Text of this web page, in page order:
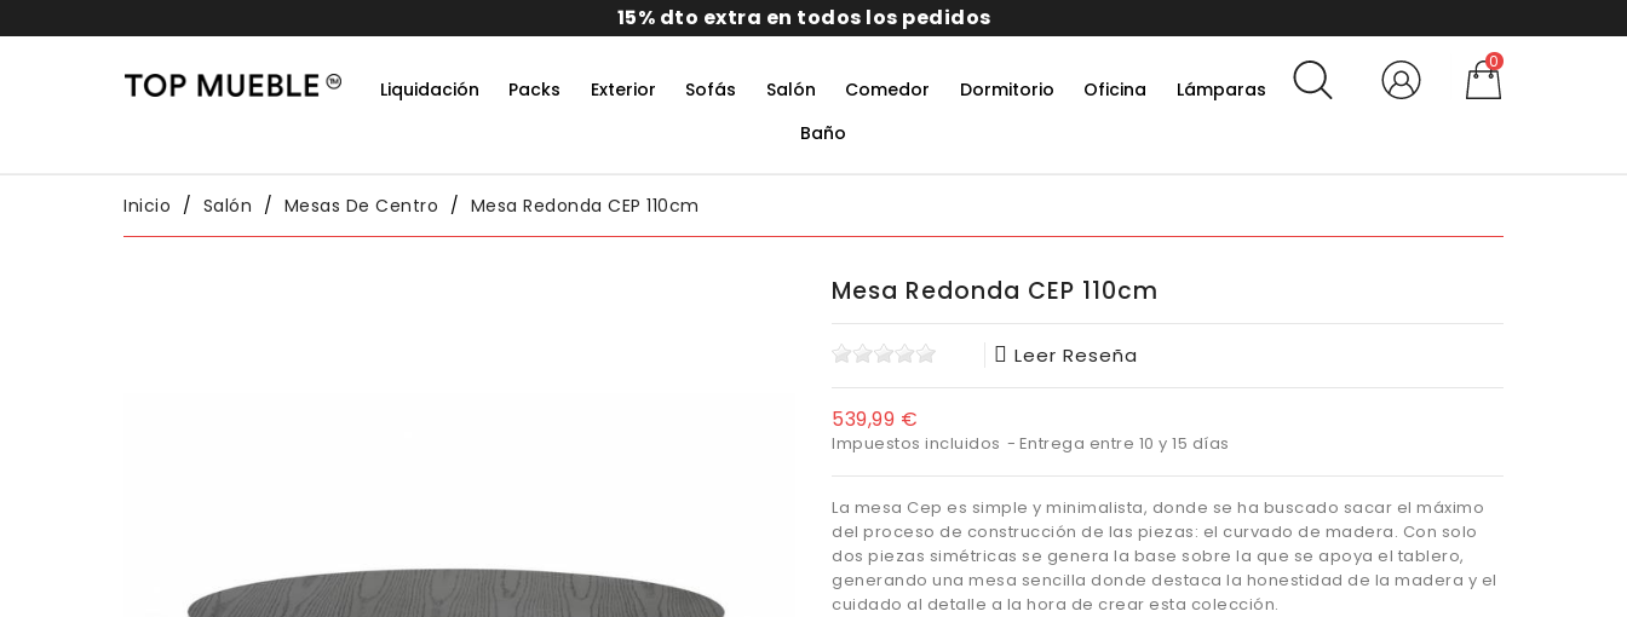
15% dto extra en todos los pedidos
Liquidación Packs Exterior Sofás Salón Comedor Dormitorio Oficina
Lámparas
Baño
0
Inicio Salón Mesas De Centro Mesa Redonda CEP 110cm
Mesa Redonda CEP 110cm
Leer Reseña
539,99 €
Impuestos incluidos Entrega entre 10 y 15 días
La mesa Cep es simple y minimalista, donde se ha buscado sacar el máximo
del proceso de construcción de las piezas: el curvado de madera. Con solo
dos piezas simétricas se genera la base sobre la que se apoya el tablero,
generando una mesa sencilla donde destaca la honestidad de la madera y el
cuidado al detalle a la hora de crear esta colección.